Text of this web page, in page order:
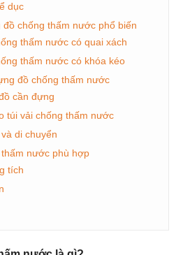
dục
chống thấm nước phổ biến
thấm nước có quai xách
thấm nước có khóa kéo
đồ chống thấm nước
cần đựng
túi vải chống thấm nước
di chuyển
nước phù hợp
tích